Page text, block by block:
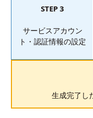
STEP 3
サービスアカウン
ト・認証情報の設定
生成完了し